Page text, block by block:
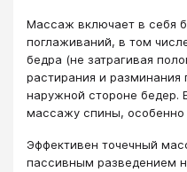
Массаж включает в себя
поглаживаний, в том
бедра (не затрагивая
растирания и разминания
наружной стороне бедер.
массажу спины, особенно
Эффективен точечный
пассивным разведением